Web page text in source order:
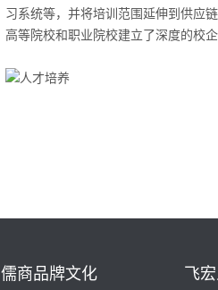
习系统等，并将培训范围延伸到供应
高等院校和职业院校建立了深度的校
儒商品牌文化 飞